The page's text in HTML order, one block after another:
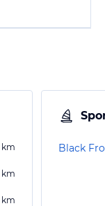
km
km
km
Black